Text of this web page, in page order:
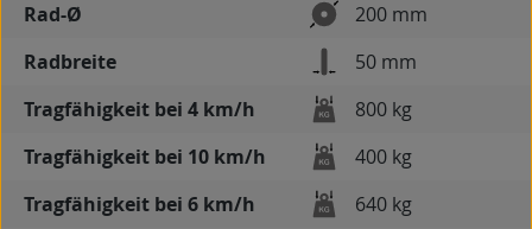
Rad-Ø
200 mm
Radbreite
50 mm
Tragfähigkeit bei 4 km/h
800 kg
Tragfähigkeit bei 10 km/h
400 kg
Tragfähigkeit bei 6 km/h
640 kg